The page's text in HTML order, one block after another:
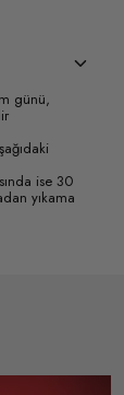
günü,
ise 30
yıkama